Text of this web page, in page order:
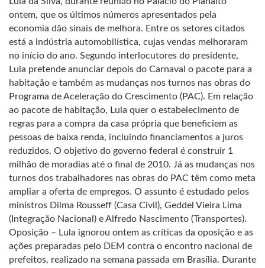
ontem, que os últimos números apresentados pela
economia dão sinais de melhora. Entre os setores citados
está a indústria automobilística, cujas vendas melhoraram
no início do ano. Segundo interlocutores do presidente,
Lula pretende anunciar depois do Carnaval o pacote para a
habitação e também as mudanças nos turnos nas obras do
Programa de Aceleração do Crescimento (PAC). Em relação
ao pacote de habitação, Lula quer o estabelecimento de
regras para a compra da casa própria que beneficiem as
pessoas de baixa renda, incluindo financiamentos a juros
reduzidos. O objetivo do governo federal é construir 1
milhão de moradias até o final de 2010. Já as mudanças nos
turnos dos trabalhadores nas obras do PAC têm como meta
ampliar a oferta de empregos. O assunto é estudado pelos
ministros Dilma Rousseff (Casa Civil), Geddel Vieira Lima
(Integração Nacional) e Alfredo Nascimento (Transportes).
Oposição – Lula ignorou ontem as críticas da oposição e as
ações preparadas pelo DEM contra o encontro nacional de
prefeitos, realizado na semana passada em Brasília. Durante